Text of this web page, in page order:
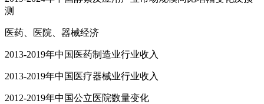
测
医药、医院、器械经济
2013-2019年中国医药制造业行业收入
2013-2019年中国医疗器械业行业收入
2012-2019年中国公立医院数量变化